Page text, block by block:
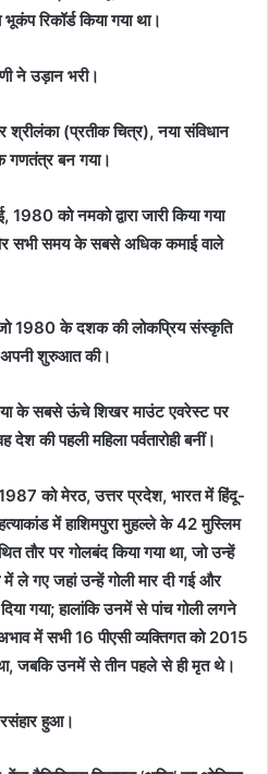
रिकॉर्ड किया गया था।
ने उड़ान भरी।
(प्रतीक चित्र), नया संविधान
गणतंत्र बन गया।
को नमको द्वारा जारी किया गया
सभी समय के सबसे अधिक कमाई वाले
1980 के दशक की लोकप्रिय संस्कृति
अपनी शुरुआत की।
के सबसे ऊंचे शिखरमाउंट एवरेस्ट पर
की पहली महिला पर्वतारोही बनीं।
को मेरठ, उत्तर प्रदेश, भारत में हिंदू-
में हाशिमपुरा मुहल्ले के 42 मुस्लिम
तौर पर गोलबंद किया गया था, जो उन्हें
ले गए जहां उन्हें गोली मार दी गई और
गया; हालांकि उनमें से पांच गोली लगने
में सभी 16 पीएसी व्यक्तिगत को 2015
था, जबकि उनमें से तीन पहले से ही मृत थे।
हुआ।